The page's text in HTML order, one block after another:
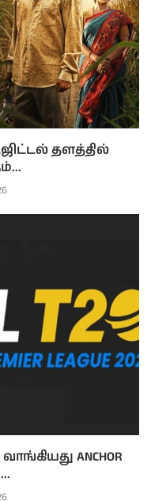
தளத்தில்
ANCHOR